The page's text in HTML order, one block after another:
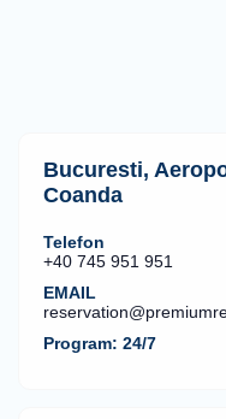
Bucuresti,
Coanda
Telefon
+40 745 951 951
EMAIL
Program: 24/7